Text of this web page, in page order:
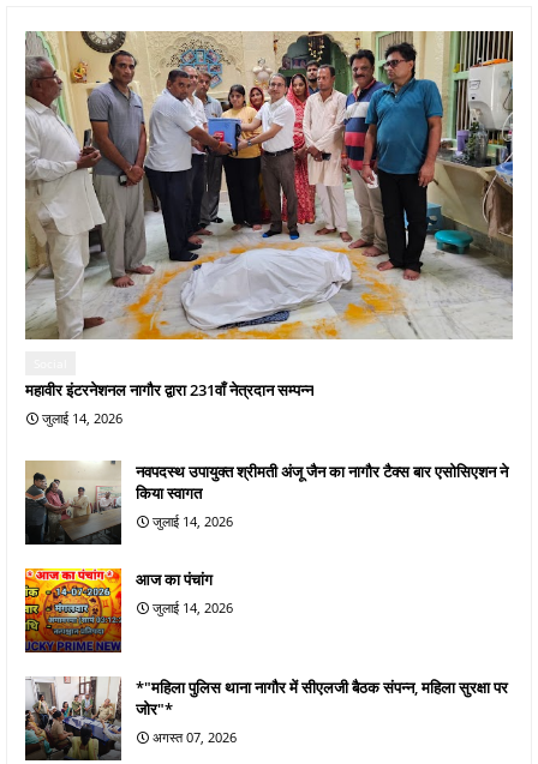
महावीर इंटरनेशनल नागौर द्वारा 231वाँ नेत्रदान सम्पन्न
जुलाई 14, 2026
नवपदस्थ उपायुक्त श्रीमती अंजू जैन का नागौर टैक्स बार एसोसिएशन ने
किया स्वागत
जुलाई 14, 2026
आज का पंचांग
जुलाई 14, 2026
*"महिला पुलिस थाना नागौर में सीएलजी बैठक संपन्न, महिला सुरक्षा पर
जोर"*
अगस्त 07, 2026